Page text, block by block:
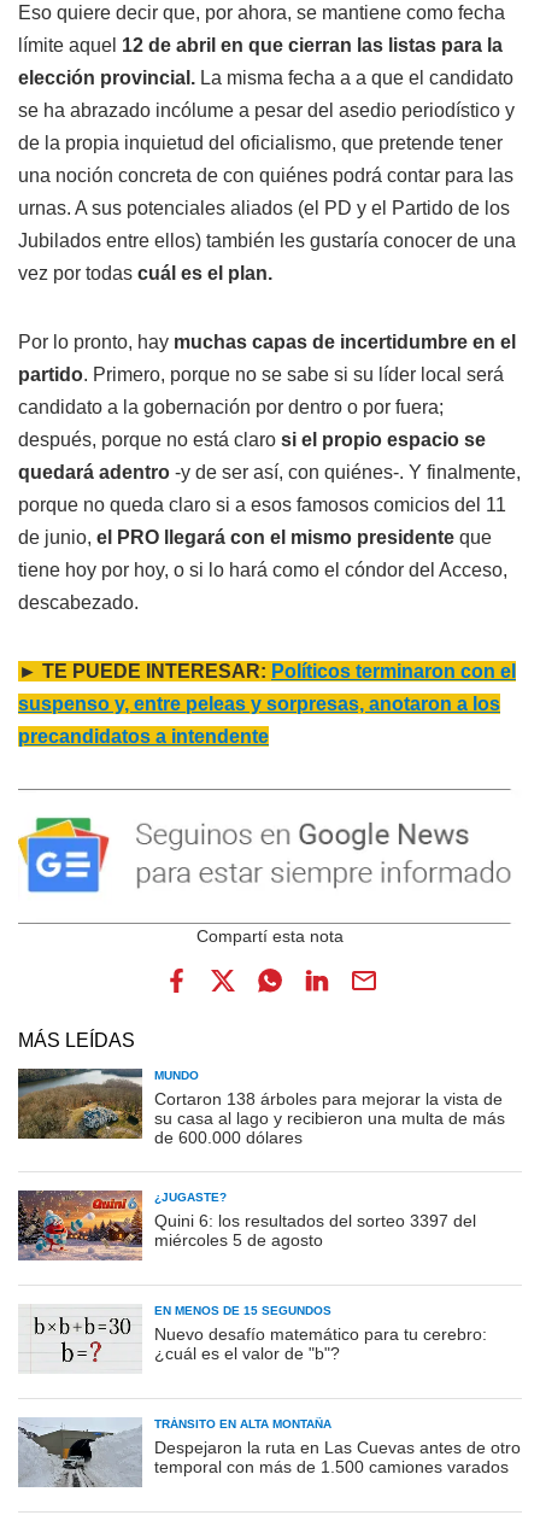
Eso quiere decir que, por ahora, se mantiene como fecha
límite aquel 12 de abril en que cierran las listas para la
elección provincial. La misma fecha a a que el candidato
se ha abrazado incólume a pesar del asedio periodístico y
de la propia inquietud del oficialismo, que pretende tener
una noción concreta de con quiénes podrá contar para las
urnas. A sus potenciales aliados (el PD y el Partido de los
Jubilados entre ellos) también les gustaría conocer de una
vez por todas cuál es el plan.
Por lo pronto, hay muchas capas de incertidumbre en el
partido. Primero, porque no se sabe si su líder local será
candidato a la gobernación por dentro o por fuera;
después, porque no está claro si el propio espacio se
quedará adentro -y de ser así, con quiénes-. Y finalmente,
porque no queda claro si a esos famosos comicios del 11
de junio, el PRO llegará con el mismo presidente que
tiene hoy por hoy, o si lo hará como el cóndor del Acceso,
descabezado.
► TE PUEDE INTERESAR: Políticos terminaron con el
suspenso y, entre peleas y sorpresas, anotaron a los
precandidatos a intendente
MÁS LEÍDAS
MUNDO
Cortaron 138 árboles para mejorar la vista de
su casa al lago y recibieron una multa de más
de 600.000 dólares
¿JUGASTE?
Quini 6: los resultados del sorteo 3397 del
miércoles 5 de agosto
EN MENOS DE 15 SEGUNDOS
Nuevo desafío matemático para tu cerebro:
¿cuál es el valor de "b"?
TRÁNSITO EN ALTA MONTAÑA
Despejaron la ruta en Las Cuevas antes de otro
temporal con más de 1.500 camiones varados